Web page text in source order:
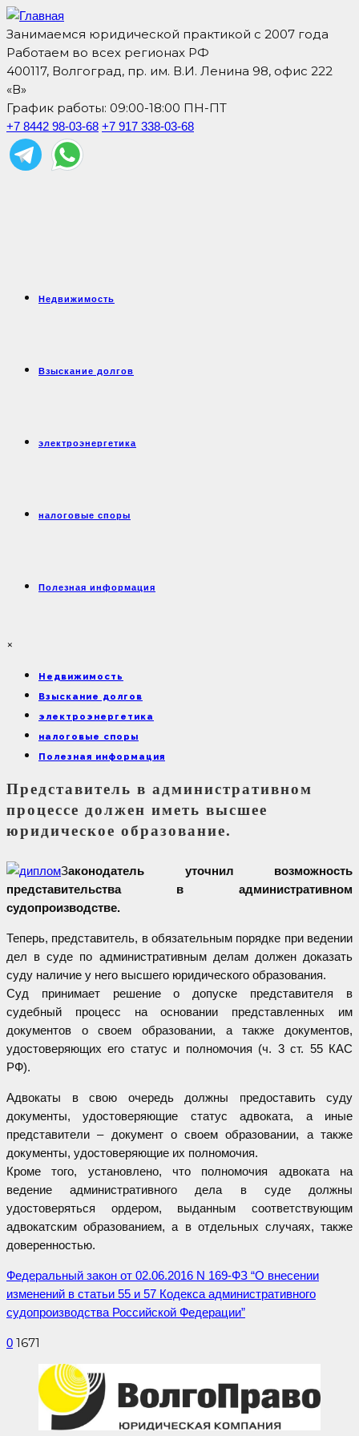
Занимаемся юридической практикой с 2007 года
Работаем во всех регионах РФ
400117, Волгоград, пр. им. В.И. Ленина 98, офис 222
«В»
График работы: 09:00-18:00 ПН-ПТ
+7 8442 98-03-68 +7 917 338-03-68
Недвижимость
Взыскание долгов
электроэнергетика
налоговые споры
Полезная информация
×
Недвижимость
Взыскание долгов
электроэнергетика
налоговые споры
Полезная информация
Представитель в административном
процессе должен иметь высшее
юридическое образование.
Законодатель уточнил возможность
представительства в административном
судопроизводстве.
Теперь, представитель, в обязательным порядке при ведении
дел в суде по административным делам должен доказать
суду наличие у него высшего юридического образования.
Суд принимает решение о допуске представителя в
судебный процесс на основании представленных им
документов о своем образовании, а также документов,
удостоверяющих его статус и полномочия (ч. 3 ст. 55 КАС
РФ).
Адвокаты в свою очередь должны предоставить суду
документы, удостоверяющие статус адвоката, а иные
представители – документ о своем образовании, а также
документы, удостоверяющие их полномочия.
Кроме того, установлено, что полномочия адвоката на
ведение административного дела в суде должны
удостоверяться ордером, выданным соответствующим
адвокатским образованием, а в отдельных случаях, также
доверенностью.
Федеральный закон от 02.06.2016 N 169-ФЗ “О внесении
изменений в статьи 55 и 57 Кодекса административного
судопроизводства Российской Федерации”
0 1671